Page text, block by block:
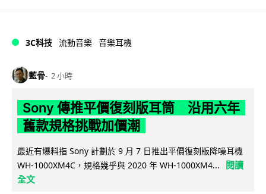
3C科技 流動音樂 音樂耳機
藍骨 2 小時
Sony 傳推平價復刻版耳筒 沿用六年
舊款規格挑戰加價潮
最近有爆料指 Sony 計劃於 9 月 7 日推出平價復刻版降噪耳機
WH-1000XM4C，規格幾乎與 2020 年 WH-1000XM4...
閱讀
全文